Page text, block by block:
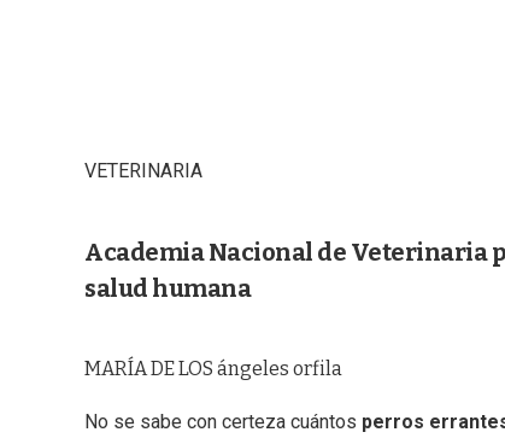
VETERINARIA
Academia Nacional de Veterinaria
salud humana
MARÍA DE LOS ángeles orfila
No se sabe con certeza cuántos perros